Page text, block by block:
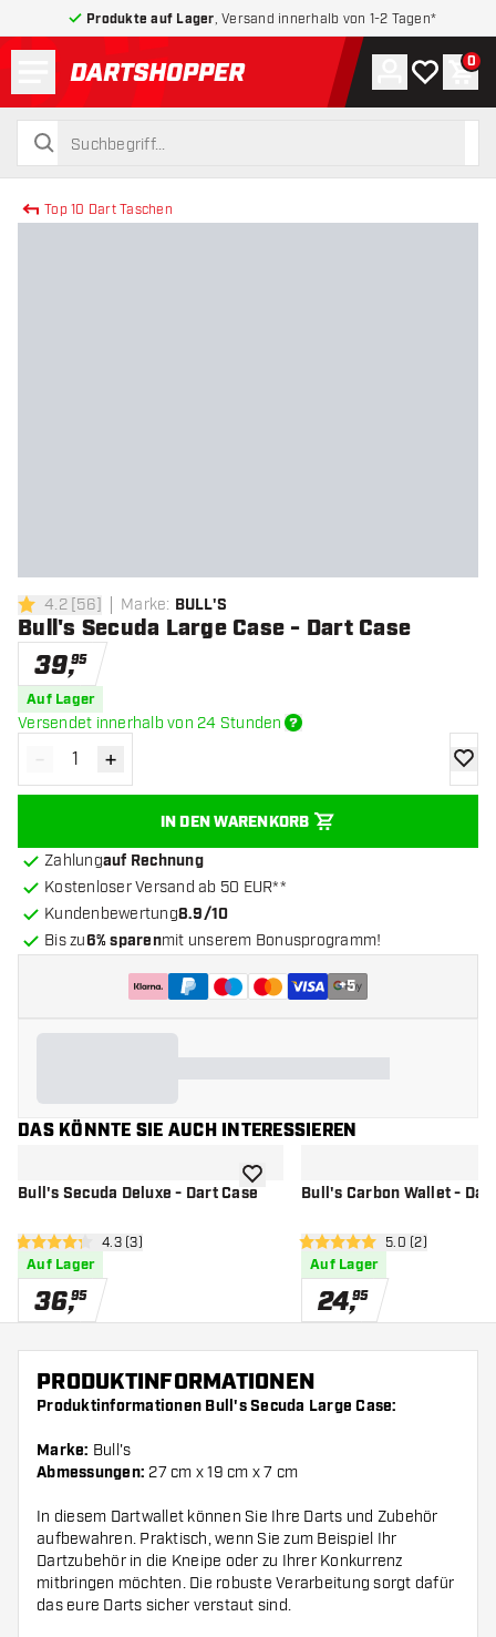
Produkte auf Lager , Versand innerhalb von 1-2 Tagen*
zurück zur Startseite
suchen
suchen
Konto
Meine 0
Top 10 Dart Taschen
4.2 Bewertungssterne
4.2[56] Marke: BULL'S
Bull's Secuda Large Case - Dart Case
39,95
Auf Lager
Versendet innerhalb von 24 Stunden
Menge verringern
- Menge erhöhen
+
IN DEN WARENKORB
Zur
Zahlungauf Rechnung
Kostenloser Versand ab 50 EUR**
Kundenbewertung8.9/10
Bis zu6% sparenmit unserem Bonusprogramm!
+5
DAS KÖNNTE SIE AUCH INTERESSIEREN
Bull's Secuda Deluxe - Dart Case
Bewertungsbereich öffnen
4.3 Bewertungssterne
4.3 (3)
Auf Lager
36,95
Zur Wunschliste hinzufügen
Bull's Carbon Wallet -
5 Bewertungssterne
5.0 (2)
Auf Lager
24,95
PRODUKTINFORMATIONEN
Produktinformationen Bull's Secuda Large Case:
Marke: Bull's
Abmessungen: 27 cm x 19 cm x 7 cm
In diesem Dartwallet können Sie Ihre Darts und Zubehör
aufbewahren. Praktisch, wenn Sie zum Beispiel Ihr
Dartzubehör in die Kneipe oder zu Ihrer Konkurrenz
mitbringen möchten. Die robuste Verarbeitung sorgt dafür
das eure Darts sicher verstaut sind.